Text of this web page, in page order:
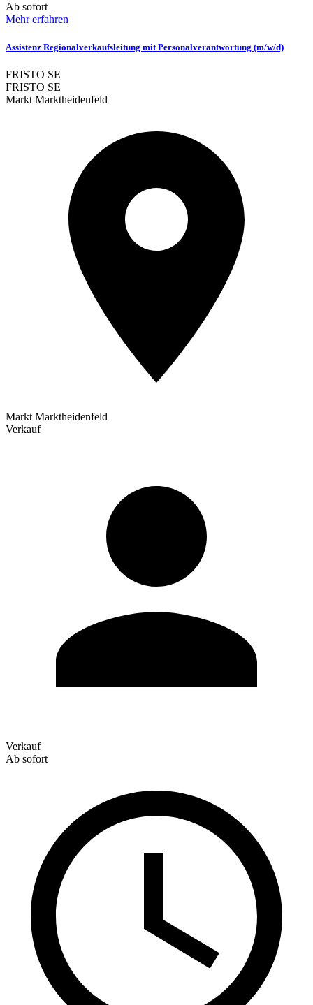
Ab sofort
Mehr erfahren
Assistenz Regionalverkaufsleitung mit Personalverantwortung (m/w/d)
FRISTO SE
FRISTO SE
Markt Marktheidenfeld
Markt Marktheidenfeld
Verkauf
Verkauf
Ab sofort